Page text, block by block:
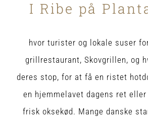
I Ribe på
hvor turister og lokale suser
grillrestaurant, Skovgrillen, og
deres stop, for at få en ristet
en hjemmelavet dagens ret eller
frisk oksekød. Mange danske